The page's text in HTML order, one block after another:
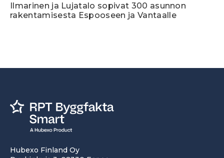
Ilmarinen ja Lujatalo sopivat 300 asunnon
rakentamisesta Espooseen ja Vantaalle
Hubexo Finland Oy